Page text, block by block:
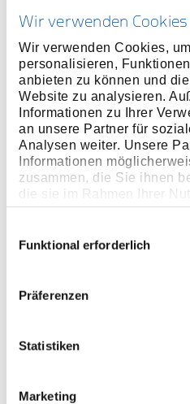
Wir verwenden Cookies
Wir verwenden Cookies,
personalisieren,
anbieten zu können und
Website zu analysieren.
Informationen zu Ihrer
an unsere Partner für
Analysen weiter. Unsere
Informationen
zusammen, die Sie ihnen
die sie im Rahmen Ihrer
gesammelt haben. Unsere
Funktional erforderlich
Präferenzen
Statistiken
Marketing
HÄNDLER
Produktlinie
Produktbeschreibung
Zur Lösung schwieriger
auswechselbar
Geschmiedet
Mit Stiftsicherung